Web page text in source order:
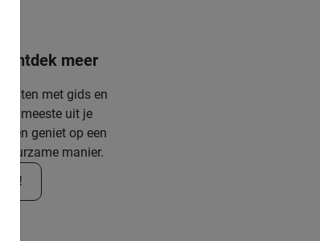
ontdek meer
met gids en
meeste uit je
en geniet op een
duurzame manier.